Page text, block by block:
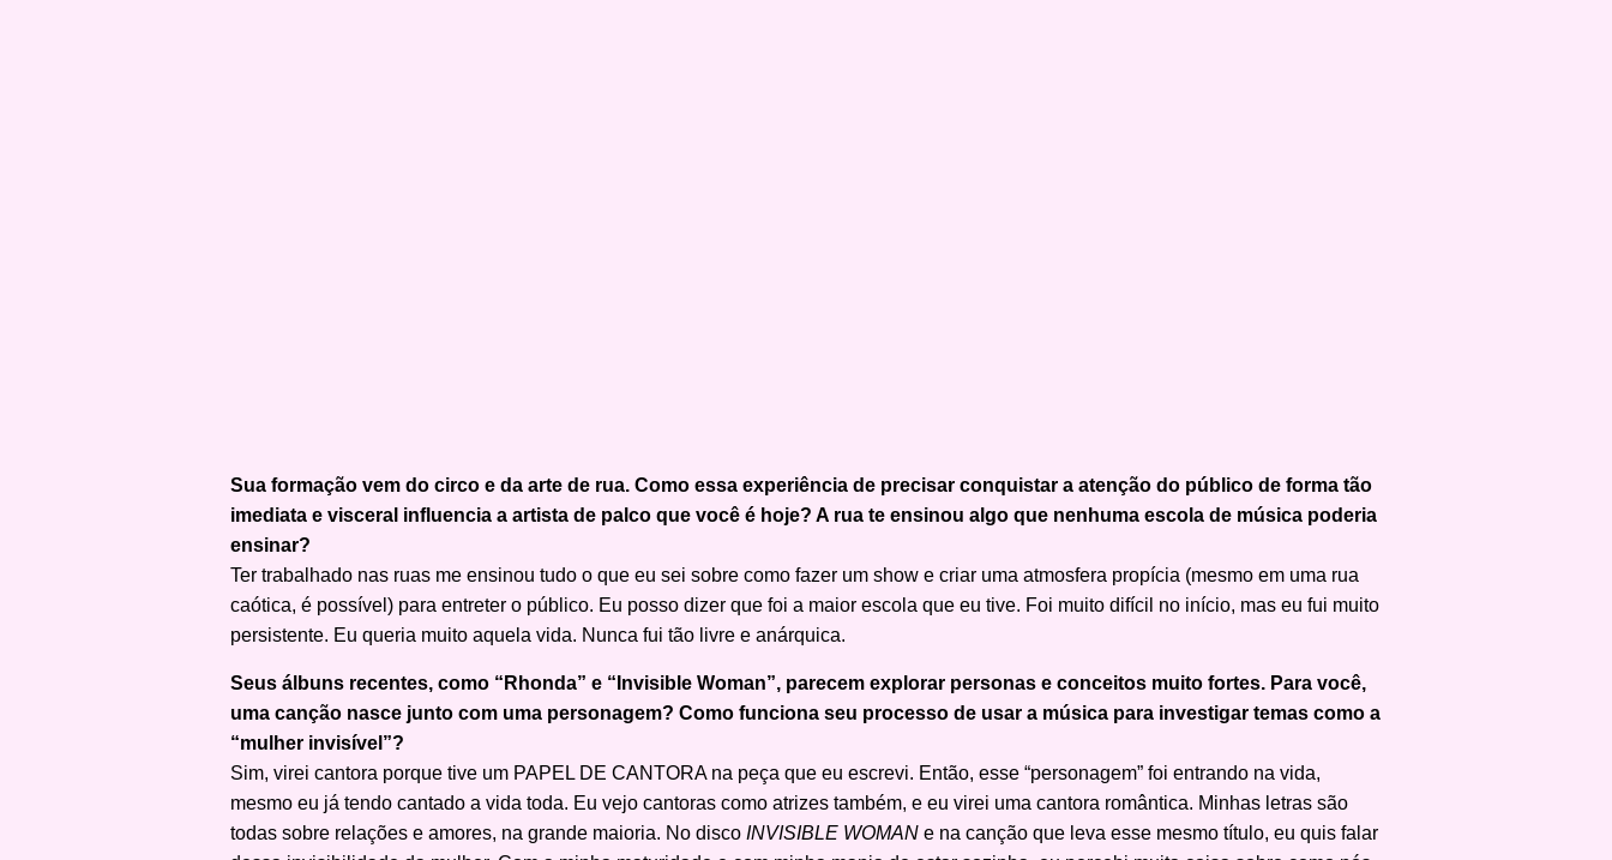
Sua formação vem do circo e da arte de rua. Como essa experiência de precisar conquistar a atenção do público de forma tão
imediata e visceral influencia a artista de palco que você é hoje? A rua te ensinou algo que nenhuma escola de música poderia
ensinar?
Ter trabalhado nas ruas me ensinou tudo o que eu sei sobre como fazer um show e criar uma atmosfera propícia (mesmo em uma rua
caótica, é possível) para entreter o público. Eu posso dizer que foi a maior escola que eu tive. Foi muito difícil no início, mas eu fui muito
persistente. Eu queria muito aquela vida. Nunca fui tão livre e anárquica.
Seus álbuns recentes, como “Rhonda” e “Invisible Woman”, parecem explorar personas e conceitos muito fortes. Para você,
uma canção nasce junto com uma personagem? Como funciona seu processo de usar a música para investigar temas como a
“mulher invisível”?
Sim, virei cantora porque tive um PAPEL DE CANTORA na peça que eu escrevi. Então, esse “personagem” foi entrando na vida,
mesmo eu já tendo cantado a vida toda. Eu vejo cantoras como atrizes também, e eu virei uma cantora romântica. Minhas letras são
todas sobre relações e amores, na grande maioria. No disco INVISIBLE WOMAN e na canção que leva esse mesmo título, eu quis falar